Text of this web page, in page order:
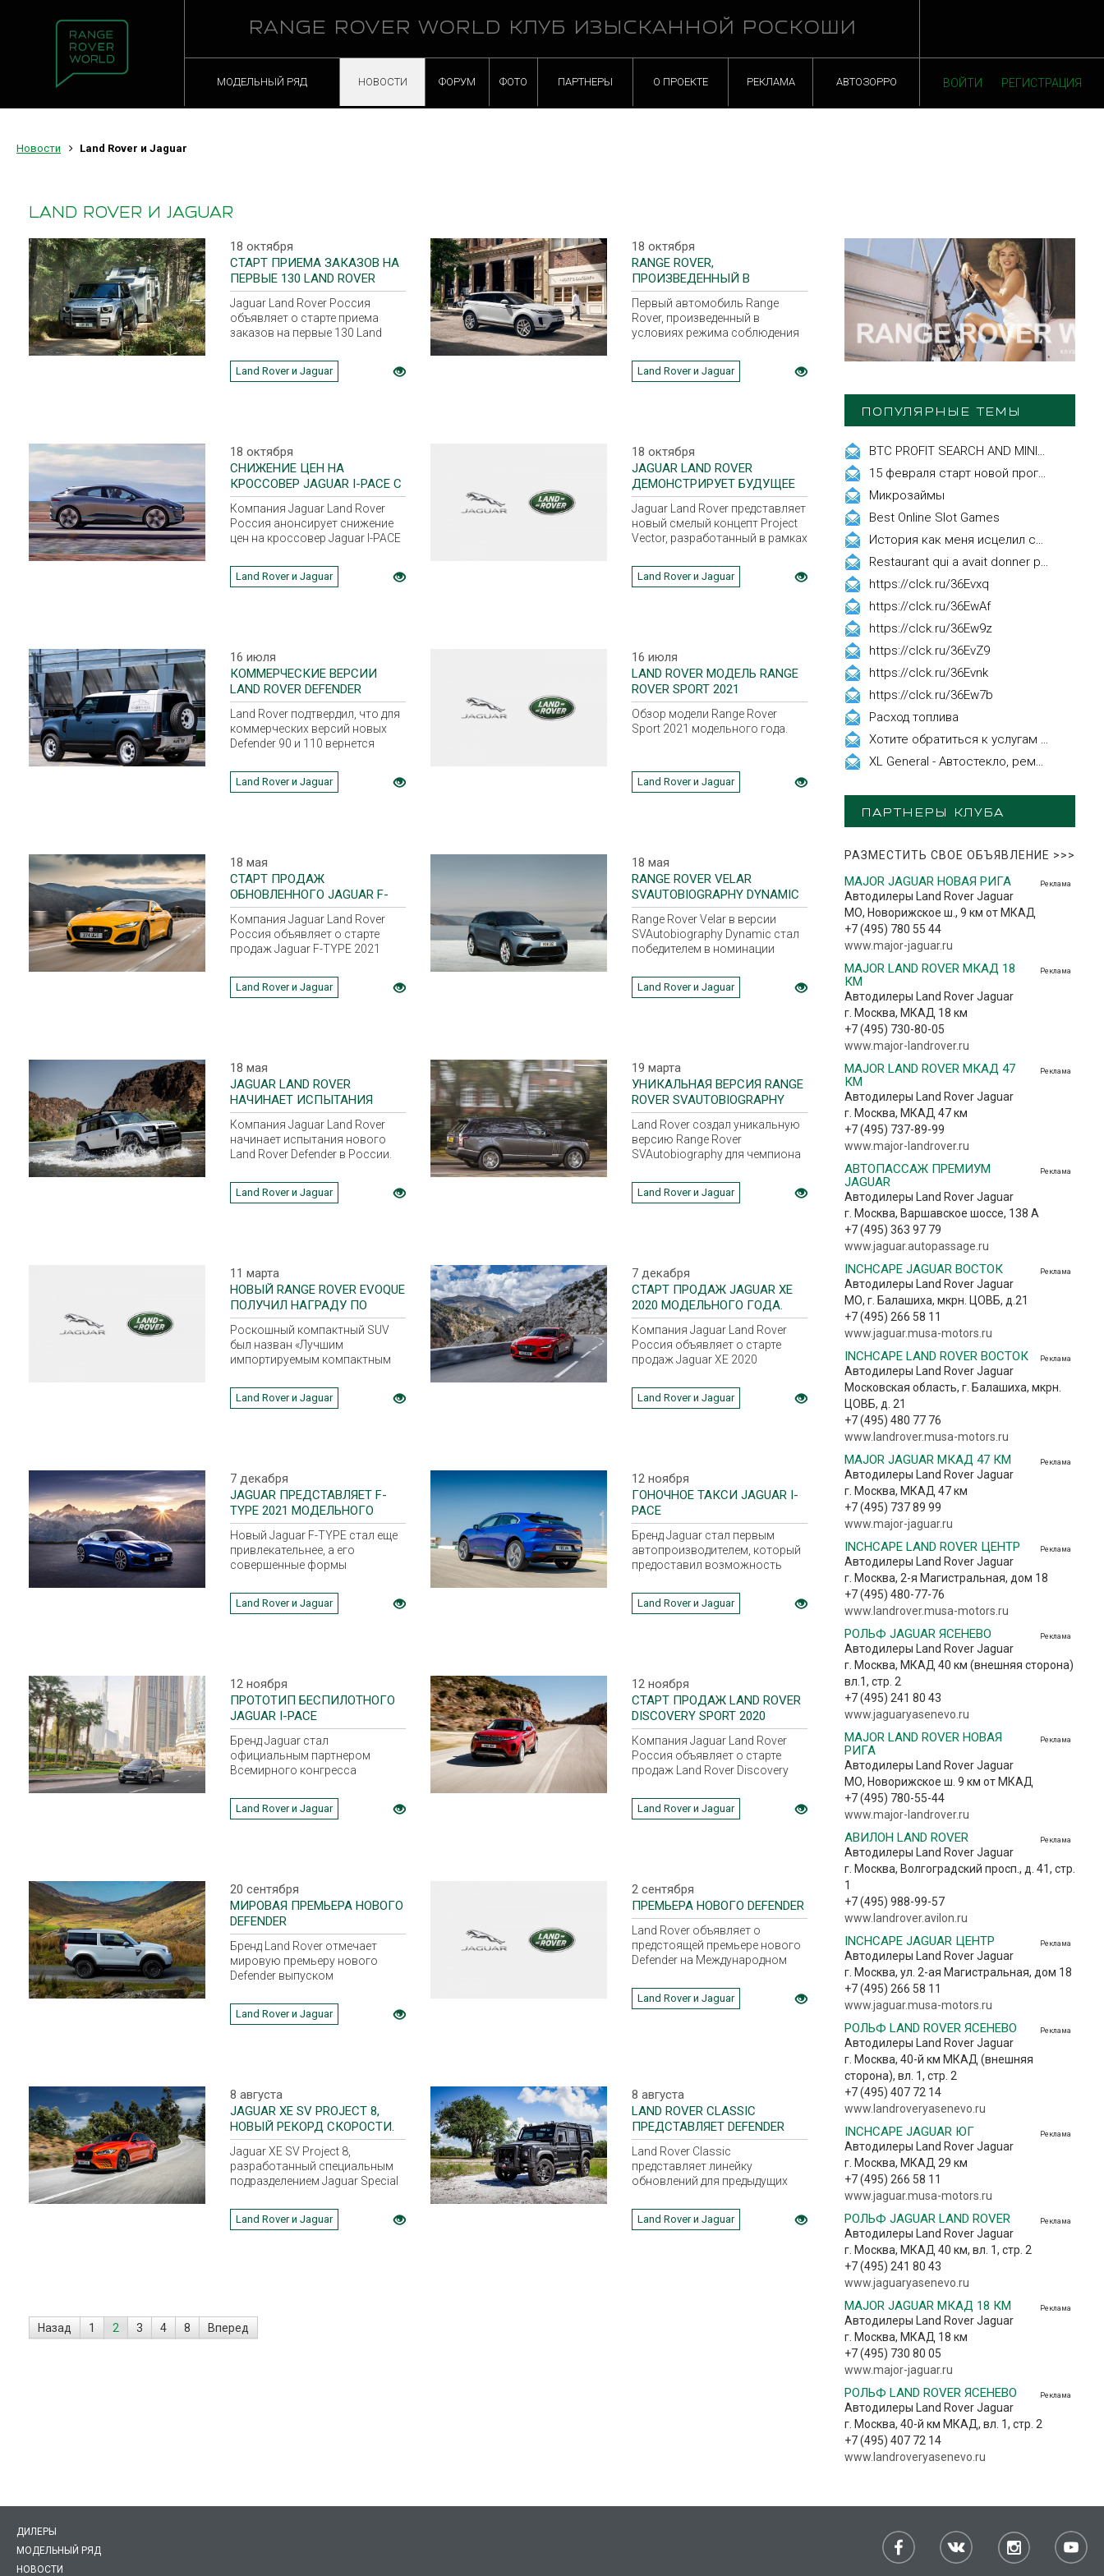
RANGE ROVER WORLD КЛУБ ИЗЫСКАННОЙ РОСКОШИ
МОДЕЛЬНЫЙ РЯД НОВОСТИ ФОРУМ ФОТО ПАРТНЕРЫ О ПРОЕКТЕ РЕКЛАМА АВТОЗОРРО ВОЙТИ РЕГИСТРАЦИЯ
Новости Land Rover и Jaguar
LAND ROVER И JAGUAR
18 октября
СТАРТ ПРИЕМА ЗАКАЗОВ НА
ПЕРВЫЕ 130 LAND ROVER
DEFENDER
Jaguar Land Rover Россия
объявляет о старте приема
заказов на первые 130 Land
поколения в комплектациях SE
и HSE.
Land Rover и Jaguar
18 октября
RANGE ROVER,
ПРОИЗВЕДЕННЫЙ В
УСЛОВИЯХ РЕЖИМА
СОБЛЮДЕНИЯ СОЦИАЛЬНОЙ
ДИСТАНЦИИ
Первый автомобиль Range
Rover, произведенный в
условиях режима соблюдения
с конвейера завода Jaguar Land
Rover в Солихалле после
Land Rover и Jaguar
18 октября
СНИЖЕНИЕ ЦЕН НА
КРОССОВЕР JAGUAR I-PACE С
8 МАЯ 2020 ГОДА.
Компания Jaguar Land Rover
Россия анонсирует снижение
цен на кроссовер Jaguar I-PACE
Land Rover и Jaguar
18 октября
JAGUAR LAND ROVER
ДЕМОНСТРИРУЕТ БУДУЩЕЕ
ГОРОДСКОЙ МОБИЛЬНОСТИ
Jaguar Land Rover представляет
новый смелый концепт Project
Vector, разработанный в рамках
Zero и призванный
продемонстрировать видение
Land Rover и Jaguar
16 июля
КОММЕРЧЕСКИЕ ВЕРСИИ
LAND ROVER DEFENDER
Land Rover подтвердил, что для
коммерческих версий новых
Defender 90 и 110 вернется
Land Rover и Jaguar
16 июля
LAND ROVER МОДЕЛЬ RANGE
ROVER SPORT 2021
Обзор модели Range Rover
Sport 2021 модельного года.
Land Rover и Jaguar
18 мая
СТАРТ ПРОДАЖ
ОБНОВЛЕННОГО JAGUAR F-
TYPE В РОССИИ
Компания Jaguar Land Rover
Россия объявляет о старте
продаж Jaguar F-TYPE 2021
Land Rover и Jaguar
18 мая
RANGE ROVER VELAR
SVAUTOBIOGRAPHY DYNAMIC
ПОЛУЧИЛ ГРАН-ПРИ
Range Rover Velar в версии
SVAutobiography Dynamic стал
победителем в номинации
кроссовер» Гран-при «За
рулем».
Land Rover и Jaguar
18 мая
JAGUAR LAND ROVER
НАЧИНАЕТ ИСПЫТАНИЯ
НОВОГО DEFENDER В РОССИИ
Компания Jaguar Land Rover
начинает испытания нового
Land Rover Defender в России.
Land Rover и Jaguar
19 марта
УНИКАЛЬНАЯ ВЕРСИЯ RANGE
ROVER SVAUTOBIOGRAPHY
Land Rover создал уникальную
версию Range Rover
SVAutobiography для чемпиона
Land Rover и Jaguar
11 марта
НОВЫЙ RANGE ROVER EVOQUE
ПОЛУЧИЛ НАГРАДУ ПО
ИТОГАМ ГОЛОСОВАНИЯ
Роскошный компактный SUV
был назван «Лучшим
импортируемым компактным
Land Rover и Jaguar
7 декабря
СТАРТ ПРОДАЖ JAGUAR XE
2020 МОДЕЛЬНОГО ГОДА.
Компания Jaguar Land Rover
Россия объявляет о старте
продаж Jaguar XE 2020
седан доступен в официальных
дилерских центрах компании с
Land Rover и Jaguar
7 декабря
JAGUAR ПРЕДСТАВЛЯЕТ F-
TYPE 2021 МОДЕЛЬНОГО
ГОДА.
Новый Jaguar F-TYPE стал еще
привлекательнее, а его
совершенные формы
черты ДНК бренда.
Land Rover и Jaguar
12 ноября
ГОНОЧНОЕ ТАКСИ JAGUAR I-
PACE
Бренд Jaguar стал первым
автопроизводителем, который
предоставил возможность
на полностью электрическом
гоночном такси по
Land Rover и Jaguar
12 ноября
ПРОТОТИП БЕСПИЛОТНОГО
JAGUAR I-PACE
Бренд Jaguar стал
официальным партнером
Всемирного конгресса
в Дубае, в рамках которого был
представлен прототип
Land Rover и Jaguar
12 ноября
CТАРТ ПРОДАЖ LAND ROVER
DISCOVERY SPORT 2020
Компания Jaguar Land Rover
Россия объявляет о старте
продаж Land Rover Discovery
Новый внедорожник доступен в
официальных дилерских
2 930 000 рублей.
Land Rover и Jaguar
20 сентября
МИРОВАЯ ПРЕМЬЕРА НОВОГО
DEFENDER
Бренд Land Rover отмечает
мировую премьеру нового
Defender выпуском
модели внедорожника от
компании LEGO и коллекции
Land Rover и Jaguar
2 сентября
ПРЕМЬЕРА НОВОГО DEFENDER
Land Rover объявляет о
предстоящей премьере нового
Defender на Международном
которая состоится 10 сентября
2019 года.
которая стартовала в Долине
Замков в Чарынском каньоне.
Land Rover и Jaguar
8 августа
JAGUAR XE SV PROJECT 8,
НОВЫЙ РЕКОРД СКОРОСТИ.
Jaguar XE SV Project 8,
разработанный специальным
подразделением Jaguar Special
продемонстрировал широту
своих возможностей, в
показателем в 7 минут и 18,361
секунды.
Land Rover и Jaguar
8 августа
LAND ROVER CLASSIC
ПРЕДСТАВЛЯЕТ DEFENDER
Land Rover Classic
представляет линейку
обновлений для предыдущих
Land Rover и Jaguar
Назад 1 2 3 4 8 Вперед
ПОПУЛЯРНЫЕ ТЕМЫ
Микрозаймы
Best Online Slot Games
https://clck.ru/36Evxq
https://clck.ru/36EwAf
https://clck.ru/36Ew9z
https://clck.ru/36EvZ9
https://clck.ru/36Evnk
https://clck.ru/36Ew7b
Расход топлива
ПАРТНЕРЫ КЛУБА
РАЗМЕСТИТЬ СВОЕ ОБЪЯВЛЕНИЕ >>>
Реклама
MAJOR JAGUAR НОВАЯ РИГА
Автодилеры Land Rover Jaguar
МО, Новорижское ш., 9 км от МКАД
+7 (495) 780 55 44
www.major-jaguar.ru
Реклама
MAJOR LAND ROVER МКАД 18
КМ
Автодилеры Land Rover Jaguar
г. Москва, МКАД 18 км
+7 (495) 730-80-05
www.major-landrover.ru
Реклама
MAJOR LAND ROVER МКАД 47
КМ
Автодилеры Land Rover Jaguar
г. Москва, МКАД 47 км
+7 (495) 737-89-99
www.major-landrover.ru
Реклама
АВТОПАССАЖ ПРЕМИУМ
JAGUAR
Автодилеры Land Rover Jaguar
г. Москва, Варшавское шоссе, 138 А
+7 (495) 363 97 79
www.jaguar.autopassage.ru
Реклама
INCHCAPE JAGUAR ВОСТОК
Автодилеры Land Rover Jaguar
МО, г. Балашиха, мкрн. ЦОВБ, д.21
+7 (495) 266 58 11
www.jaguar.musa-motors.ru
Реклама
INCHCAPE LAND ROVER ВОСТОК
Автодилеры Land Rover Jaguar
Московская область, г. Балашиха, мкрн.
ЦОВБ, д. 21
+7 (495) 480 77 76
www.landrover.musa-motors.ru
Реклама
MAJOR JAGUAR МКАД 47 КМ
Автодилеры Land Rover Jaguar
г. Москва, МКАД 47 км
+7 (495) 737 89 99
www.major-jaguar.ru
Реклама
INCHCAPE LAND ROVER ЦЕНТР
Автодилеры Land Rover Jaguar
г. Москва, 2-я Магистральная, дом 18
+7 (495) 480-77-76
www.landrover.musa-motors.ru
Реклама
РОЛЬФ JAGUAR ЯСЕНЕВО
Автодилеры Land Rover Jaguar
г. Москва, МКАД 40 км (внешняя сторона)
вл.1, стр. 2
+7 (495) 241 80 43
www.jaguaryasenevo.ru
Реклама
MAJOR LAND ROVER НОВАЯ
РИГА
Автодилеры Land Rover Jaguar
МО, Новорижское ш. 9 км от МКАД
+7 (495) 780-55-44
www.major-landrover.ru
Реклама
АВИЛОН LAND ROVER
Автодилеры Land Rover Jaguar
г. Москва, Волгоградский просп., д. 41, стр.
1
+7 (495) 988-99-57
www.landrover.avilon.ru
Реклама
INCHCAPE JAGUAR ЦЕНТР
Автодилеры Land Rover Jaguar
г. Москва, ул. 2-ая Магистральная, дом 18
+7 (495) 266 58 11
www.jaguar.musa-motors.ru
Реклама
РОЛЬФ LAND ROVER ЯСЕНЕВО
Автодилеры Land Rover Jaguar
г. Москва, 40-й км МКАД (внешняя
сторона), вл. 1, стр. 2
+7 (495) 407 72 14
www.landroveryasenevo.ru
Реклама
INCHCAPE JAGUAR ЮГ
Автодилеры Land Rover Jaguar
г. Москва, МКАД 29 км
+7 (495) 266 58 11
www.jaguar.musa-motors.ru
Реклама
РОЛЬФ JAGUAR LAND ROVER
Автодилеры Land Rover Jaguar
г. Москва, МКАД 40 км, вл. 1, стр. 2
+7 (495) 241 80 43
www.jaguaryasenevo.ru
Реклама
MAJOR JAGUAR МКАД 18 КМ
Автодилеры Land Rover Jaguar
г. Москва, МКАД 18 км
+7 (495) 730 80 05
www.major-jaguar.ru
Реклама
РОЛЬФ LAND ROVER ЯСЕНЕВО
Автодилеры Land Rover Jaguar
г. Москва, 40-й км МКАД, вл. 1, стр. 2
+7 (495) 407 72 14
www.landroveryasenevo.ru
ДИЛЕРЫ
МОДЕЛЬНЫЙ РЯД
НОВОСТИ